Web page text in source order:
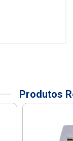
Produtos